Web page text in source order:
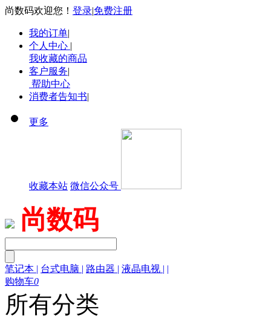
尚数码欢迎您！ 登录|免费注册
我的订单|
个人中心 |
我收藏的商品
客户服务|
帮助中心
消费者告知书|
更多
收藏本站 微信公众号
尚数码
笔记本 | 台式电脑 | 路由器 | 液晶电视 | |
购物车0
所有分类